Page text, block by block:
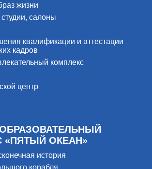
жизни
салоны
квалификации и аттестации
кадров
комплекс
центр
«ПЯТЫЙ ОКЕАН»
история